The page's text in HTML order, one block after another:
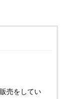
売をしてい